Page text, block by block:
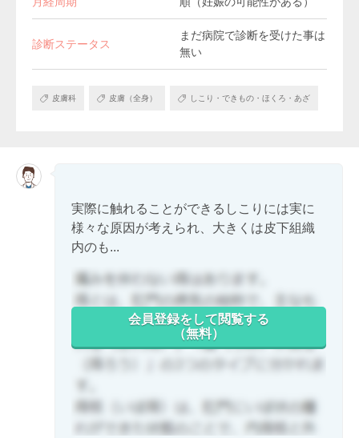
診断ステータス
まだ病院で診断を受けた事は
無い
皮膚科 皮膚（全身） しこり・できもの・ほくろ・あざ
実際に触れることができるしこりには実に
様々な原因が考えられ、大きくは皮下組織
内のも...
会員登録をして閲覧する
（無料）